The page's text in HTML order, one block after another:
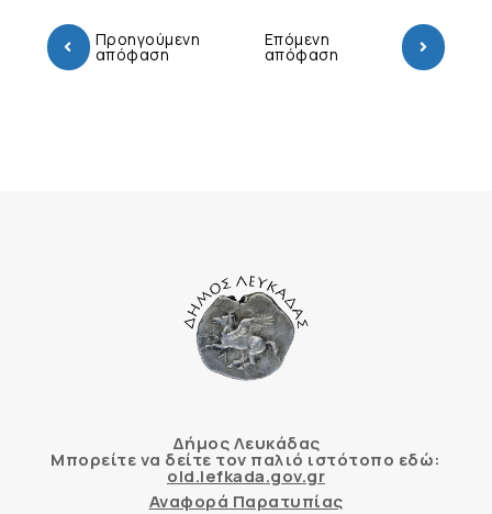
Προηγούμενη
απόφαση
Επόμενη
απόφαση
Δήμος Λευκάδας
Μπορείτε να δείτε τον παλιό ιστότοπο εδώ:
old.lefkada.gov.gr
Αναφορά Παρατυπίας